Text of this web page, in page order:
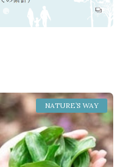
NATURE’S WAY